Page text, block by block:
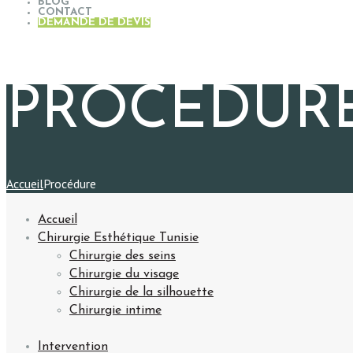
BLOG
CONTACT
DEMANDE DE DEVIS
AccueilProcédure
Accueil
Chirurgie Esthétique Tunisie
Chirurgie des seins
Chirurgie du visage
Chirurgie de la silhouette
Chirurgie intime
Intervention